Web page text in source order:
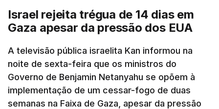
Israel rejeita trégua de 14 dias em
Gaza apesar da pressão dos EUA
A televisão pública israelita Kan informou na
noite de sexta-feira que os ministros do
Governo de Benjamin Netanyahu se opõem à
implementação de um cessar-fogo de duas
semanas na Faixa de Gaza, apesar da pressão